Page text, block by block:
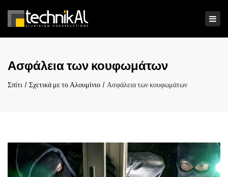
Ασφάλεια των κουφωμάτων
Σπίτι Σχετικά με το Αλουμίνιο Ασφάλεια των κουφωμάτων